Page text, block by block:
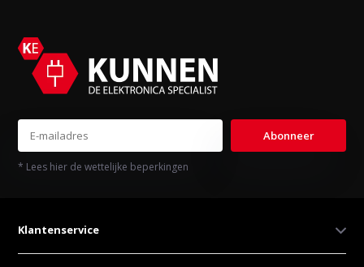
Abonneer
* Lees hier de wettelijke beperkingen
Klantenservice